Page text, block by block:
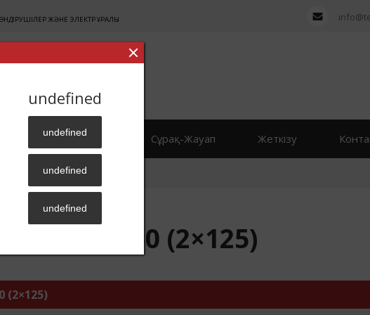
undefined
undefined
undefined
undefined
ӨНДІРУШІЛЕР ЖӘНЕ ЭЛЕКТР ҚҰРАЛЫ
Пікірлер Сұрақ-Жауап Жеткізу
Termanik Complex 250 (2×125)
250 (2×125)
(2×125)